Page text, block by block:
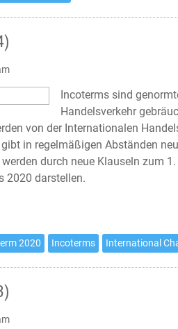
Incoterms sind
Handelsverkehr
von der Internationalen
gibt in regelmäßigen Abständen
durch neue Klauseln zum
2020 darstellen.
2020 Incoterms International